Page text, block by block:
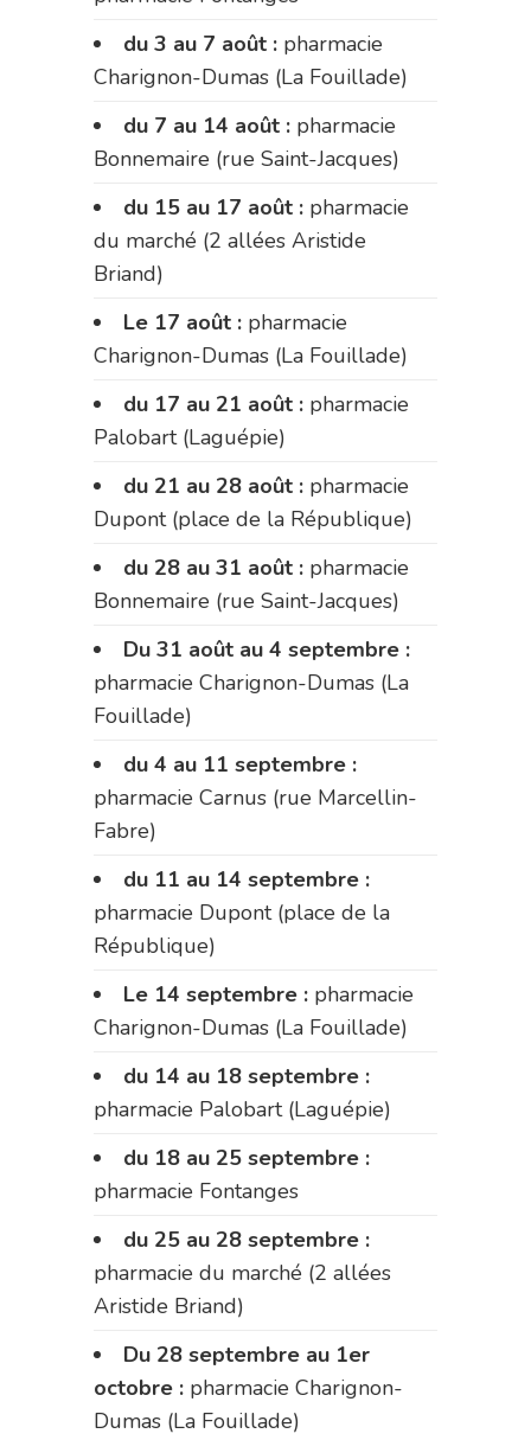
du 3 au 7 août : pharmacie
Charignon-Dumas (La Fouillade)
du 7 au 14 août : pharmacie
Bonnemaire (rue Saint-Jacques)
du 15 au 17 août : pharmacie
du marché (2 allées Aristide
Briand)
Le 17 août : pharmacie
Charignon-Dumas (La Fouillade)
du 17 au 21 août : pharmacie
Palobart (Laguépie)
du 21 au 28 août : pharmacie
Dupont (place de la République)
du 28 au 31 août : pharmacie
Bonnemaire (rue Saint-Jacques)
Du 31 août au 4 septembre :
pharmacie Charignon-Dumas (La
Fouillade)
du 4 au 11 septembre :
pharmacie Carnus (rue Marcellin-
Fabre)
du 11 au 14 septembre :
pharmacie Dupont (place de la
République)
Le 14 septembre : pharmacie
Charignon-Dumas (La Fouillade)
du 14 au 18 septembre :
pharmacie Palobart (Laguépie)
du 18 au 25 septembre :
pharmacie Fontanges
du 25 au 28 septembre :
pharmacie du marché (2 allées
Aristide Briand)
Du 28 septembre au 1er
octobre : pharmacie Charignon-
Dumas (La Fouillade)